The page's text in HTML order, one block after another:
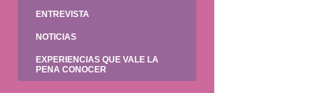
ENTREVISTA
NOTICIAS
EXPERIENCIAS QUE VALE LA
PENA CONOCER